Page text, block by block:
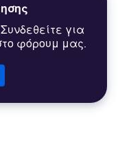
για
φόρουμ μας.